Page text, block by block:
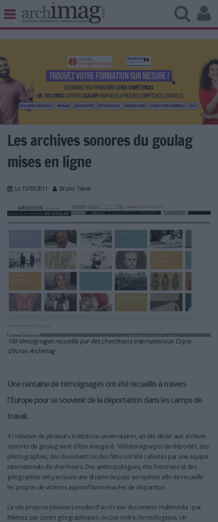
BIBLIOTHÈQUE ÉDITION
UNIVERS DATA
TRAVAIL COLLABORATIF
VIE NUMÉRIQUE
NUMÉRIQUE RESPONSABLE
LE MAGAZINE
LES GUIDES PRATIQUES
LES BASES DE DONNÉES
L'ESPACE EMPLOI
L'AGENDA
L'ANNUAIRE DES ACTEURS
LES LIVRES BLANCS
LES SUPPLÉMENTS
NOS OFFRES D'ABONNEMENTS
Les archives sonores du goulag
mises en ligne
Le 15/03/2011 Bruno Texier
160 témoignages recueillis par des chercheurs internationaux Copie
d'écran Archimag
Une centaine de témoignages ont été recueillis à travers
l'Europe pour se souvenir de la déportation dans les camps de
travail.
A l'initiative de plusieurs institutions universitaires, un site dédié aux archives
sonores du goulag vient d'être inauguré. 160 témoignages de déportés, des
photographies, des documents et des films ont été collectés par une équipe
internationale de chercheurs. Des anthropologues, des historiens et des
géographes ont parcouru une dizaine de pays européens afin de recueillir
les propos de victimes aujourd'hui menacées de disparition.
Le site propose plusieurs modes d'accès aux documents multimédia : par
thèmes, par zones géographiques, ou par ordre chronologique. Un